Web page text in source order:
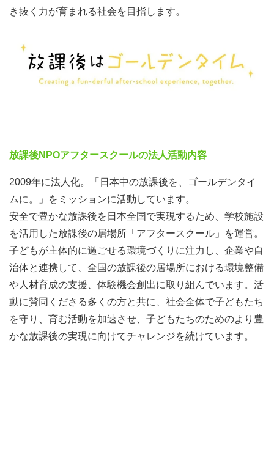
き抜く力が育まれる社会を目指します。
放課後NPOアフタースクールの法人活動内容
2009年に法人化。「日本中の放課後を、ゴールデンタイ
ムに。」をミッションに活動しています。
安全で豊かな放課後を日本全国で実現するため、学校施設
を活用した放課後の居場所「アフタースクール」を運営。
子どもが主体的に過ごせる環境づくりに注力し、企業や自
治体と連携して、全国の放課後の居場所における環境整備
や人材育成の支援、体験機会創出に取り組んでいます。活
動に賛同くださる多くの方と共に、社会全体で子どもたち
を守り、育む活動を加速させ、子どもたちのためのより豊
かな放課後の実現に向けてチャレンジを続けています。